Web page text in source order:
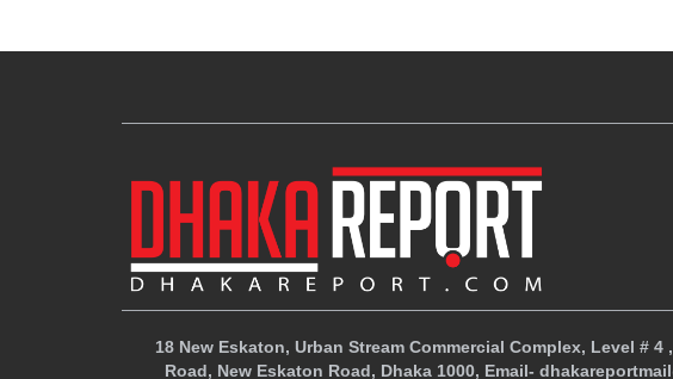
18 New Eskaton, Urban Stream Commercial Complex, Level # 4
Road, New Eskaton Road, Dhaka 1000, Email-